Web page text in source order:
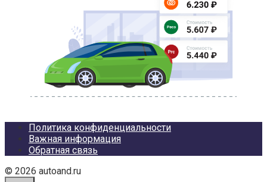
Политика конфиденциальности
Важная информация
Обратная связь
© 2026 autoand.ru